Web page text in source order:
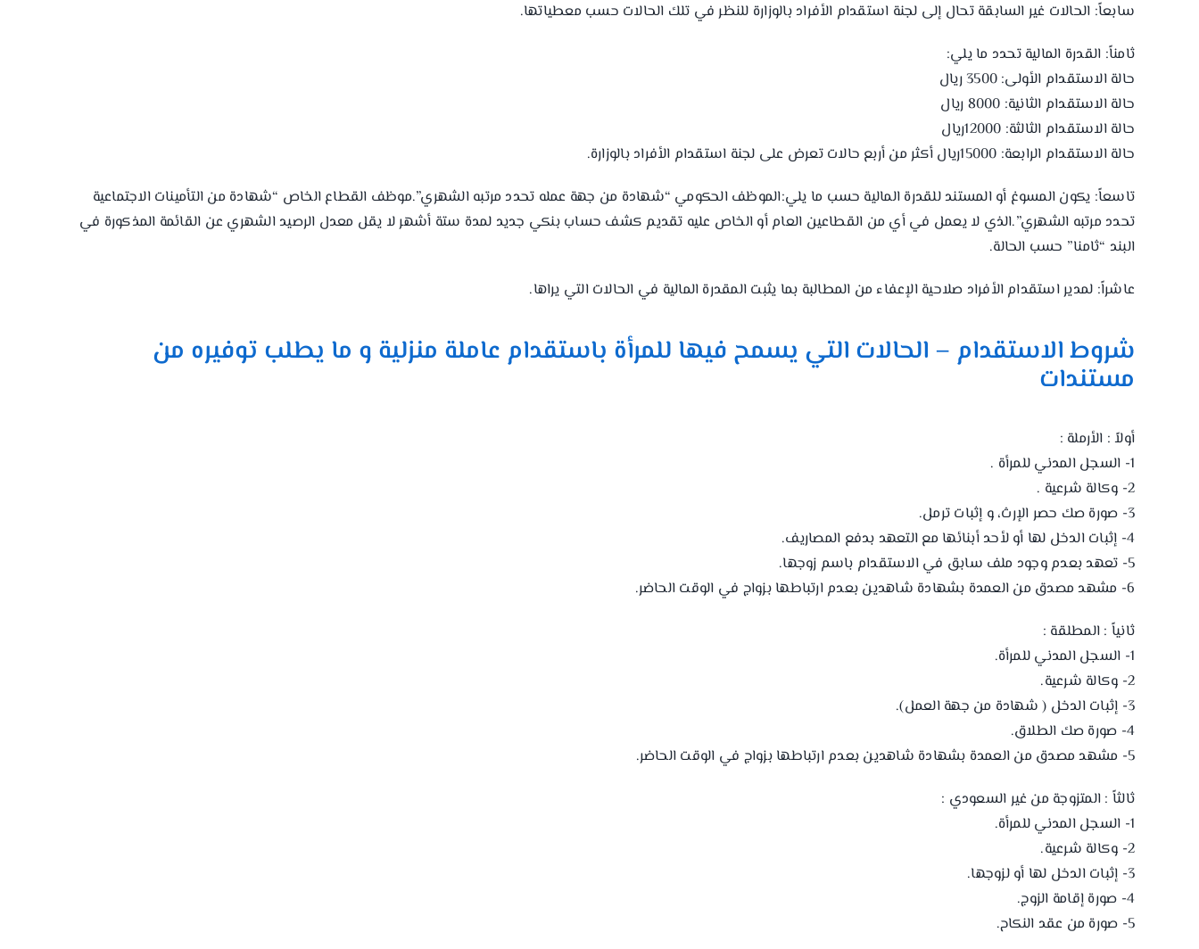
سابعاً: الحالات غير السابقة تحال إلى لجنة استقدام الأفراد بالوزارة للنظر في تلك الحالات حسب معطياتها.
ثامناً: القدرة المالية تحدد ما يلي:
حالة الاستقدام الأولى: 3500 ريال
حالة الاستقدام الثانية: 8000 ريال
حالة الاستقدام الثالثة: 12000ريال
حالة الاستقدام الرابعة: 15000ريال أكثر من أربع حالات تعرض على لجنة استقدام الأفراد بالوزارة.
تاسعاً: يكون المسوغ أو المستند للقدرة المالية حسب ما يلي:الموظف الحكومي “شهادة من جهة عمله تحدد مرتبه الشهري”.موظف القطاع الخاص “شهادة من التأمينات الاجتماعية
تحدد مرتبه الشهري”.الذي لا يعمل في أي من القطاعين العام أو الخاص عليه تقديم كشف حساب بنكي جديد لمدة ستة أشهر لا يقل معدل الرصيد الشهري عن القائمة المذكورة في
البند “ثامنا” حسب الحالة.
عاشراً: لمدير استقدام الأفراد صلاحية الإعفاء من المطالبة بما يثبت المقدرة المالية في الحالات التي يراها.
شروط الاستقدام – الحالات التي يسمح فيها للمرأة باستقدام عاملة منزلية و ما يطلب توفيره من
مستندات
أولاً : الأرملة :
1- السجل المدني للمرأة .
2- وكالة شرعية .
3- صورة صك حصر الإرث، و إثبات ترمل.
4- إثبات الدخل لها أو لأحد أبنائها مع التعهد بدفع المصاريف.
5- تعهد بعدم وجود ملف سابق في الاستقدام باسم زوجها.
6- مشهد مصدق من العمدة بشهادة شاهدين بعدم ارتباطها بزواج في الوقت الحاضر.
ثانياً : المطلقة :
1- السجل المدني للمرأة.
2- وكالة شرعية.
3- إثبات الدخل ( شهادة من جهة العمل).
4- صورة صك الطلاق.
5- مشهد مصدق من العمدة بشهادة شاهدين بعدم ارتباطها بزواج في الوقت الحاضر.
ثالثاً : المتزوجة من غير السعودي :
1- السجل المدني للمرأة.
2- وكالة شرعية.
3- إثبات الدخل لها أو لزوجها.
4- صورة إقامة الزوج.
5- صورة من عقد النكاح.